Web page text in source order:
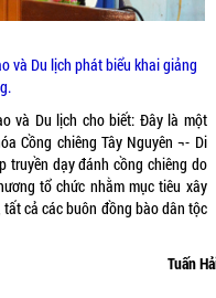
và Du lịch phát biểu khai giảng
và Du lịch cho biết: Đây là một
Cồng chiêng Tây Nguyên ¬- Di
truyền dạy đánh cồng chiêng do
tổ chức nhằm mục tiêu xây
cả các buôn đồng bào dân tộc
Tuấn